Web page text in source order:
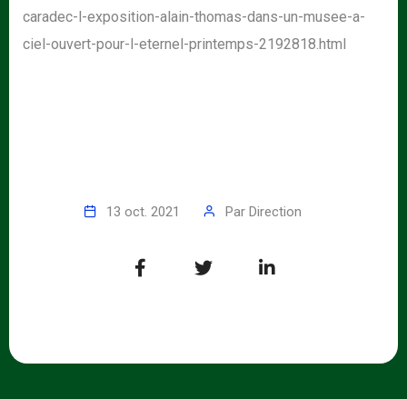
caradec-l-exposition-alain-thomas-dans-un-musee-a-
ciel-ouvert-pour-l-eternel-printemps-2192818.html
13 oct. 2021 Par Direction